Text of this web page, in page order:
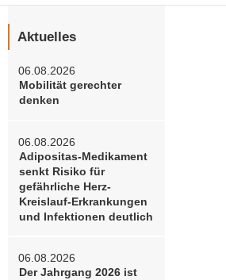
Aktuelles
06.08.2026
Mobilität gerechter
denken
06.08.2026
Adipositas-Medikament
senkt Risiko für
gefährliche Herz-
Kreislauf-Erkrankungen
und Infektionen deutlich
06.08.2026
Der Jahrgang 2026 ist